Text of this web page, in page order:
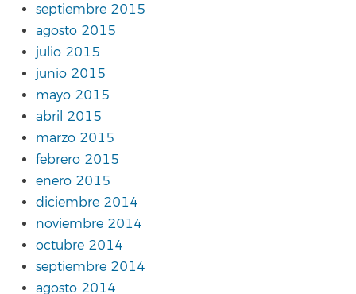
septiembre 2015
agosto 2015
julio 2015
junio 2015
mayo 2015
abril 2015
marzo 2015
febrero 2015
enero 2015
diciembre 2014
noviembre 2014
octubre 2014
septiembre 2014
agosto 2014